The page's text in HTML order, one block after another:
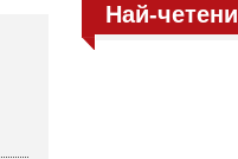
Най-четени